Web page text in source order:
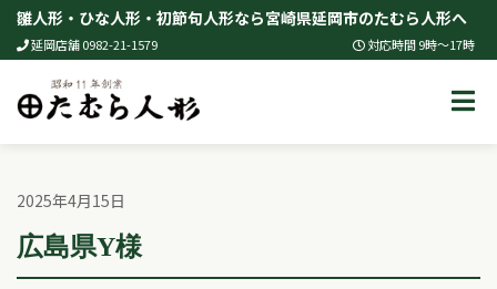
Skip
content
雛人形・ひな人形・初節句人形なら宮崎県延岡市のたむら人形へ
延岡店舗 0982-21-1579 対応時間 9時～17時
2025年4月15日
広島県Y様